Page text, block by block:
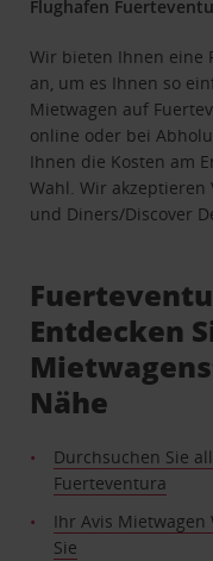
Flughafen
Wir bieten Ihnen eine
an, um es Ihnen so
Mietwagen auf
online oder bei
Ihnen die Kosten am
Wahl. Wir akzeptieren
und Diners/Discover
Entdecken
Nähe
Durchsuchen Sie
Fuerteventura
Ihr Avis Mietwagen
Sie